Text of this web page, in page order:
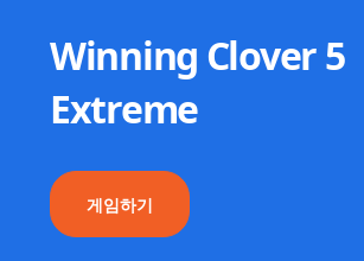
Winning Clover 5
Extreme
게임하기